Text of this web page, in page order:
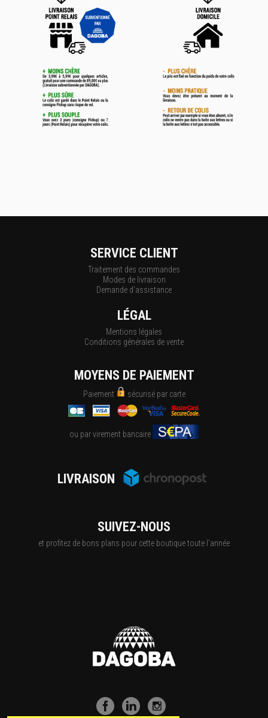
SERVICE CLIENT
Traitement des commandes
Modes de livraison
Demande d'assistance
LÉGAL
Mentions légales
Conditions générales de vente
MOYENS DE PAIEMENT
Paiement sécurisé par carte
ou par virement bancaire
LIVRAISON
SUIVEZ-NOUS
et profitez de bons plans pour cette boutique toute l'année